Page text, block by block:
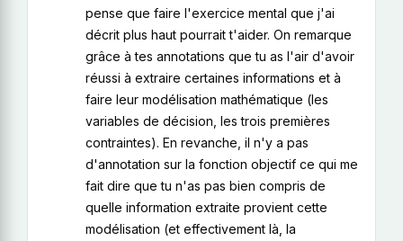
pense que faire l'exercice mental que j'ai
décrit plus haut pourrait t'aider. On remarque
grâce à tes annotations que tu as l'air d'avoir
réussi à extraire certaines informations et à
faire leur modélisation mathématique (les
variables de décision, les trois premières
contraintes). En revanche, il n'y a pas
d'annotation sur la fonction objectif ce qui me
fait dire que tu n'as pas bien compris de
quelle information extraite provient cette
modélisation (et effectivement là, la